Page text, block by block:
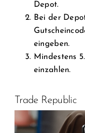
Depot.
Bei der
eingeben.
Mindestens
einzahlen.
Trade Republic